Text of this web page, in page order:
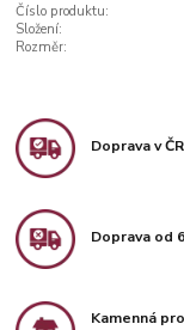
Číslo produktu:
Složení:
Rozměr:
Doprava v
Doprava od
Kamenná